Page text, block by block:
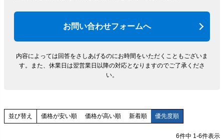
お問い合わせフォームへ
内容によっては回答をさしあげるのにお時間をいただくこともございま
す。
また、休業日は翌営業日以降の対応となりますのでご了承くださ
い。
並び替え 価格が安い順 価格が高い順 新着順 優先度順
6件中 1 -6件表示